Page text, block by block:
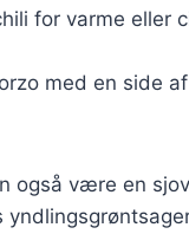
for varme eller
med en side
også være en